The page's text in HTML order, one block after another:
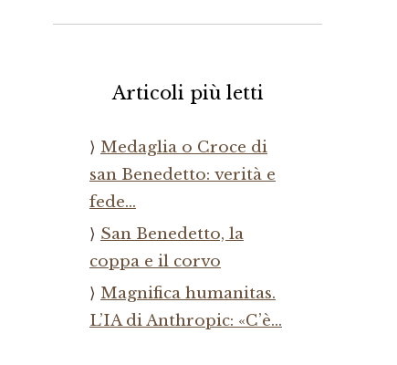
Articoli più letti
Medaglia o Croce di
san Benedetto: verità e
fede…
San Benedetto, la
coppa e il corvo
Magnifica humanitas.
L’IA di Anthropic: «C’è…